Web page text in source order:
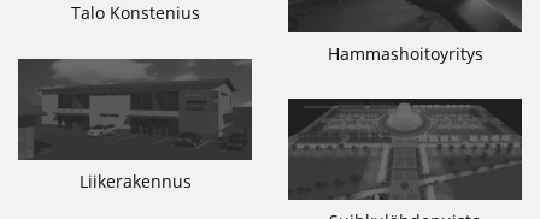
Talo Konstenius
Hammashoitoyritys
Liikerakennus